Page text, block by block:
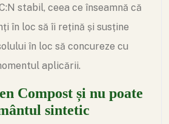
stabil, ceea ce înseamnă că
în loc să îi rețină și susține
în loc să concureze cu
aplicării.
Compost și nu poate
sintetic